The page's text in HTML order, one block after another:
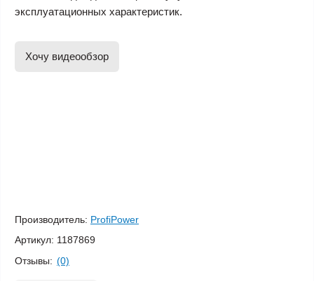
эксплуатационных характеристик.
Хочу видеообзор
Производитель: ProfiPower
Артикул: 1187869
Отзывы: (0)